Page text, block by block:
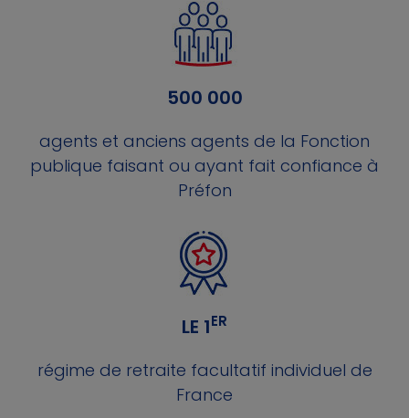
500 000
agents et anciens agents de la Fonction
publique faisant ou ayant fait confiance à
Préfon
LE 1ER
régime de retraite facultatif individuel de
France